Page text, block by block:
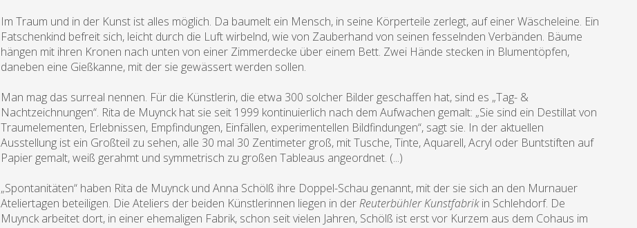
Im Traum und in der Kunst ist alles möglich. Da baumelt ein Mensch, in seine Körperteile zerlegt, auf einer Wäscheleine. Ein
Fatschenkind befreit sich, leicht durch die Luft wirbelnd, wie von Zauberhand von seinen fesselnden Verbänden. Bäume
hängen mit ihren Kronen nach unten von einer Zimmerdecke über einem Bett. Zwei Hände stecken in Blumentöpfen,
daneben eine Gießkanne, mit der sie gewässert werden sollen.
Man mag das surreal nennen. Für die Künstlerin, die etwa 300 solcher Bilder geschaffen hat, sind es „Tag- &
Nachtzeichnungen“. Rita de Muynck hat sie seit 1999 kontinuierlich nach dem Aufwachen gemalt: „Sie sind ein Destillat von
Traumelementen, Erlebnissen, Empfindungen, Einfällen, experimentellen Bildfindungen“, sagt sie. In der aktuellen
Ausstellung ist ein Großteil zu sehen, alle 30 mal 30 Zentimeter groß, mit Tusche, Tinte, Aquarell, Acryl oder Buntstiften auf
Papier gemalt, weiß gerahmt und symmetrisch zu großen Tableaus angeordnet. (...)
„Spontanitäten“ haben Rita de Muynck und Anna Schölß ihre Doppel-Schau genannt, mit der sie sich an den Murnauer
Ateliertagen beteiligen. Die Ateliers der beiden Künstlerinnen liegen in derReuterbühler Kunstfabrikin Schlehdorf. De
Muynck arbeitet dort, in einer ehemaligen Fabrik, schon seit vielen Jahren, Schölß ist erst vor Kurzem aus dem Cohaus im